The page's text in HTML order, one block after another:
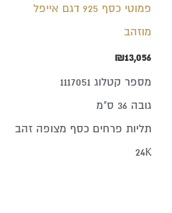
פמוטי כסף 925 דגם אייפל
מוזהב
₪13,056
מספר קטלוג 1117051
גובה 36 ס"מ
תליות פרחים כסף מצופה זהב
24K